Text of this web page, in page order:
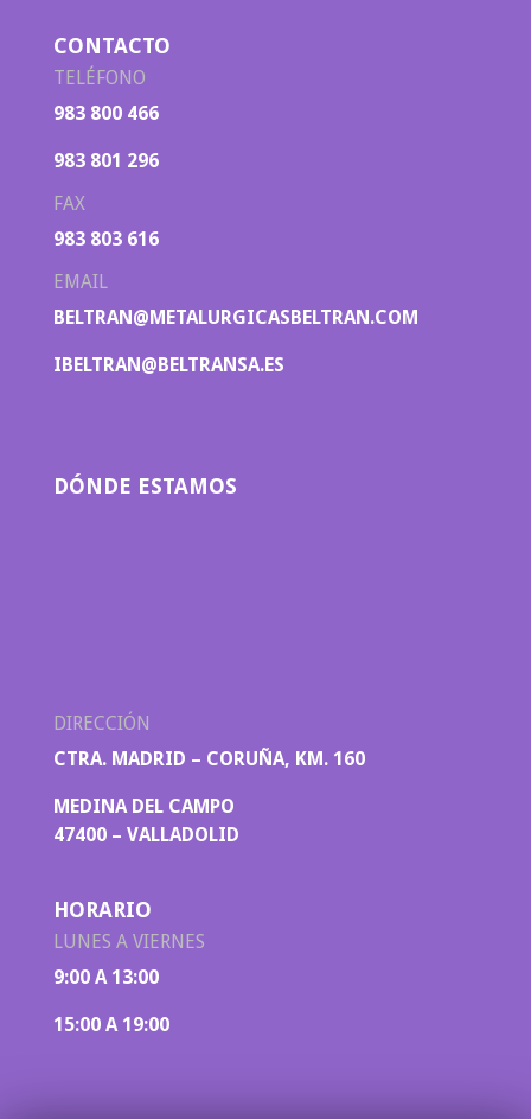
CONTACTO
TELÉFONO
983 800 466
983 801 296
FAX
983 803 616
EMAIL
BELTRAN@METALURGICASBELTRAN.COM
IBELTRAN@BELTRANSA.ES
DÓNDE ESTAMOS
DIRECCIÓN
CTRA. MADRID – CORUÑA, KM. 160
MEDINA DEL CAMPO
47400 – VALLADOLID
HORARIO
LUNES A VIERNES
9:00 A 13:00
15:00 A 19:00